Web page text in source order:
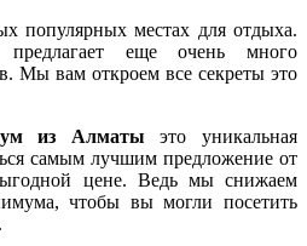
популярных местах для отдыха.
еще очень много
Мы вам откроем все секреты это
из Алматы это уникальная
самым лучшим предложение от
цене. Ведь мы снижаем
чтобы вы могли посетить